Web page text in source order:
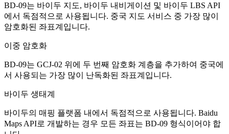
BD-09는 바이두 지도, 바이두 내비게이션 및 바이두 LBS API
에서 독점적으로 사용됩니다. 중국 지도 서비스 중 가장 많이
암호화된 좌표계입니다.
이중 암호화
BD-09는 GCJ-02 위에 두 번째 암호화 계층을 추가하여 중국에
서 사용되는 가장 많이 난독화된 좌표계입니다.
바이두 생태계
바이두의 매핑 플랫폼 내에서 독점적으로 사용됩니다. Baidu
Maps API로 개발하는 경우 모든 좌표는 BD-09 형식이어야 합